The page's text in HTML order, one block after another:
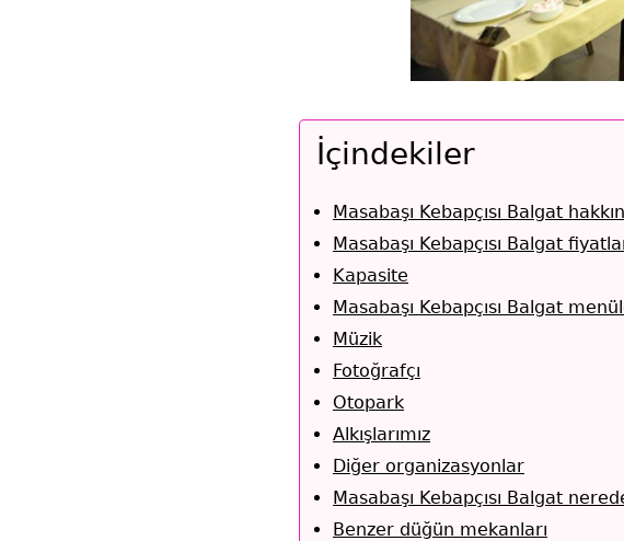
İçindekiler
Masabaşı Kebapçısı Balgat
Masabaşı Kebapçısı Balgat
Kapasite
Masabaşı Kebapçısı Balgat
Müzik
Fotoğrafçı
Otopark
Alkışlarımız
Diğer organizasyonlar
Masabaşı Kebapçısı Balgat
Benzer düğün mekanları